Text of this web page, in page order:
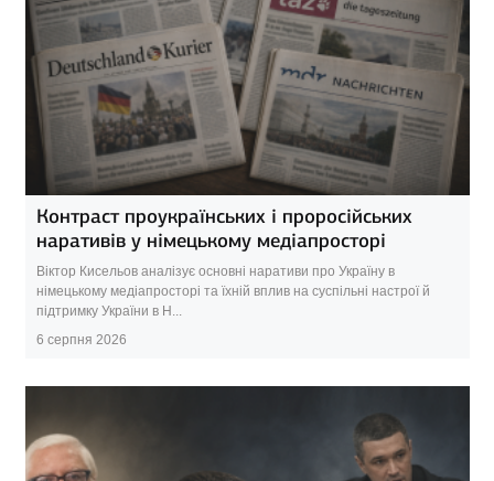
Контраст проукраїнських і проросійських
наративів у німецькому медіапросторі
Віктор Кисельов аналізує основні наративи про Україну в
німецькому медіапросторі та їхній вплив на суспільні настрої й
підтримку України в Н...
6 серпня 2026